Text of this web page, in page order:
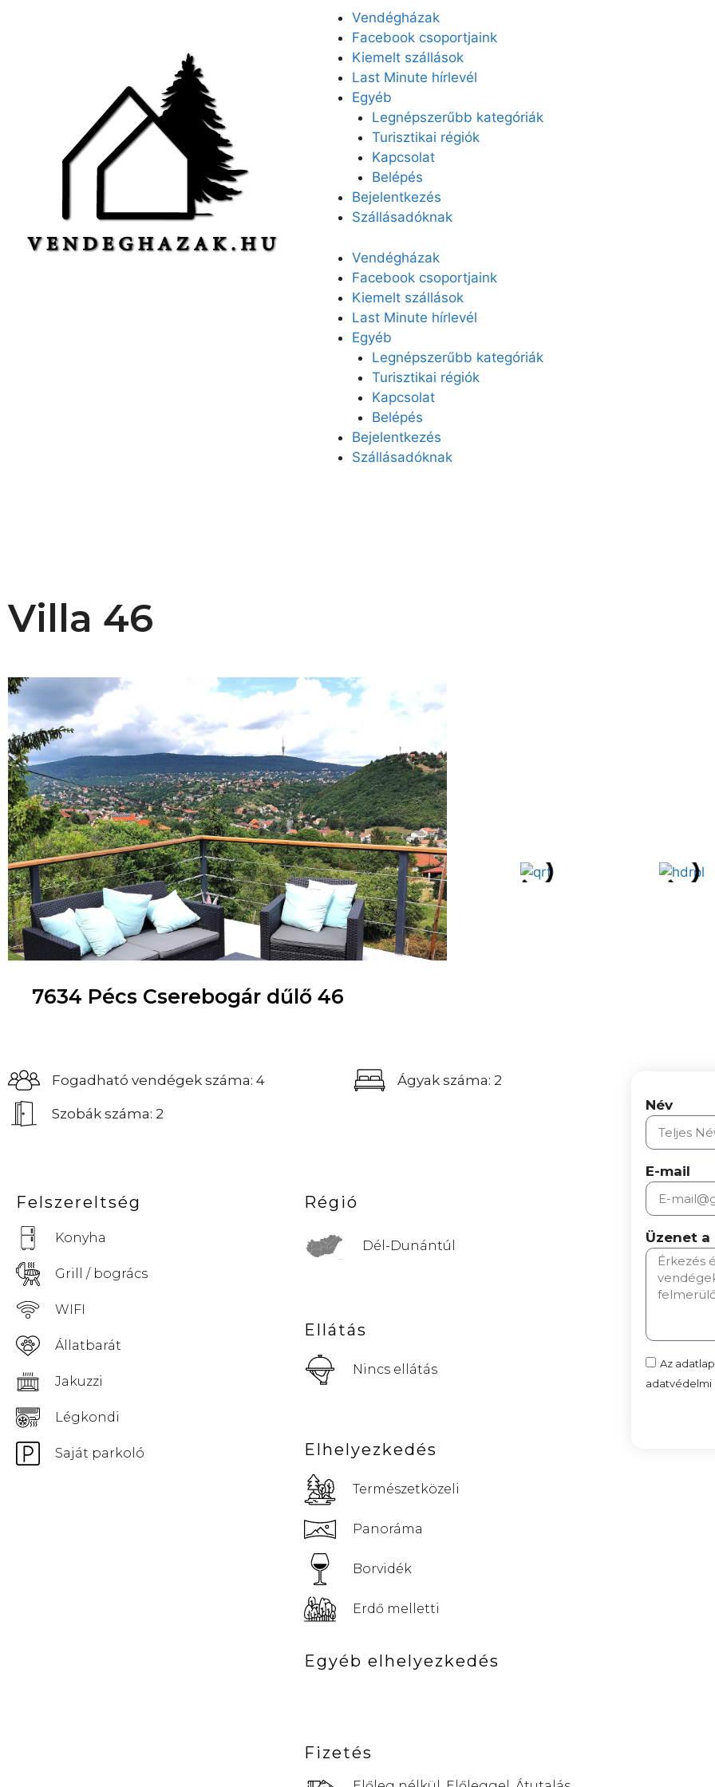
Vendégházak
Facebook csoportjaink
Kiemelt szállások
Last Minute hírlevél
Egyéb
Legnépszerűbb kategóriák
Turisztikai régiók
Kapcsolat
Belépés
Bejelentkezés
Szállásadóknak
Vendégházak
Facebook csoportjaink
Kiemelt szállások
Last Minute hírlevél
Egyéb
Legnépszerűbb kategóriák
Turisztikai régiók
Kapcsolat
Belépés
Bejelentkezés
Szállásadóknak
Villa 46
7634 Pécs Cserebogár dűlő 46
Fogadható vendégek száma: 4 Ágyak száma: 2
Szobák száma: 2
Felszereltség
Konyha
Grill / bogrács
WIFI
Állatbarát
Jakuzzi
Légkondi
Saját parkoló
Régió
© Vemaps.com
Dél-Dunántúl
Ellátás
Nincs ellátás
Elhelyezkedés
Természetközeli
Panoráma
Borvidék
Erdő melletti
Egyéb elhelyezkedés
Fizetés
Név
E-mail
Üzenet
Az
adatvédelmi